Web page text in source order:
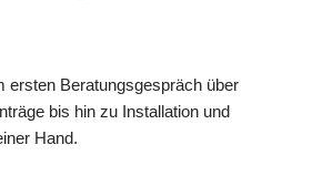
ersten Beratungsgespräch über
bis hin zu Installation und
Hand.